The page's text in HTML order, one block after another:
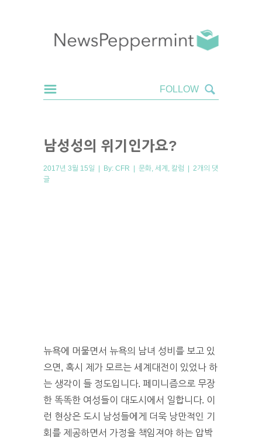
남성성의 위기인가요?
2017년 3월 15일 | By: CFR | 문화 세계 칼럼 | 2개의 댓
글
뉴욕에 머물면서 뉴욕의 남녀 성비를 보고 있
으면, 혹시 제가 모르는 세계대전이 있었나 하
는 생각이 들 정도입니다. 페미니즘으로 무장
한 똑똑한 여성들이 대도시에서 일합니다. 이
런 현상은 도시 남성들에게 더욱 낭만적인 기
회를 제공하면서 가정을 책임져야 하는 압박